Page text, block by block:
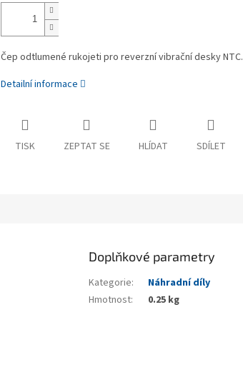
Čep odtlumené rukojeti pro reverzní vibrační desky NTC.
Detailní informace
TISK ZEPTAT SE HLÍDAT SDÍLET
Doplňkové parametry
Kategorie:
Náhradní díly
Hmotnost: 0.25 kg